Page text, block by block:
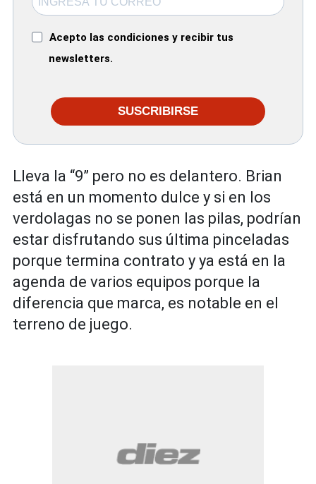
Acepto las condiciones y recibir tus
newsletters.
SUSCRIBIRSE
Lleva la “9” pero no es delantero. Brian
está en un momento dulce y si en los
verdolagas no se ponen las pilas, podrían
estar disfrutando sus última pinceladas
porque termina contrato y ya está en la
agenda de varios equipos porque la
diferencia que marca, es notable en el
terreno de juego.